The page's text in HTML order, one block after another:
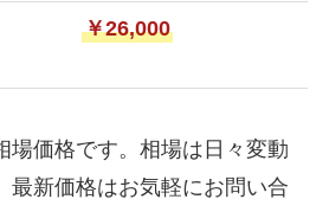
￥26,000
場価格です。相場は日々変動
最新価格はお気軽にお問い合